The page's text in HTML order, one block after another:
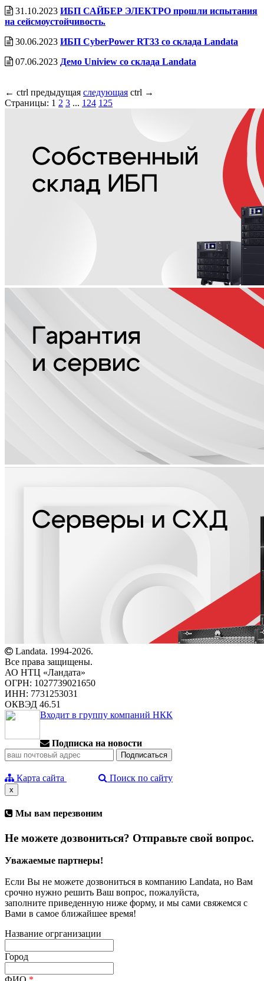
31.10.2023 ИБП САЙБЕР ЭЛЕКТРО прошли испытания
на сейсмоустойчивость.
30.06.2023 ИБП CyberPower RT33 со cклада Landata
07.06.2023 Демо Uniview со склада Landata
← ctrl предыдущая следующая ctrl →
Страницы: 1 2 3 ... 124 125
Landata. 1994-2026.
Все права защищены.
АО НТЦ «Ландата»
ОГРН: 1027739021650
ИНН: 7731253031
ОКВЭД 46.51
Входит в группу компаний НКК
Подписка на новости
Карта сайта Поиск по сайту
x
Мы вам перезвоним
Не можете дозвониться? Отправьте свой вопрос.
Уважаемые партнеры!
Если Вы не можете дозвониться в компанию Landata, но Вам
срочно нужно решить Ваш вопрос, пожалуйста,
заполните приведенную ниже форму, и мы сами свяжемся с
Вами в самое ближайшее время!
Название огрганизации
Город